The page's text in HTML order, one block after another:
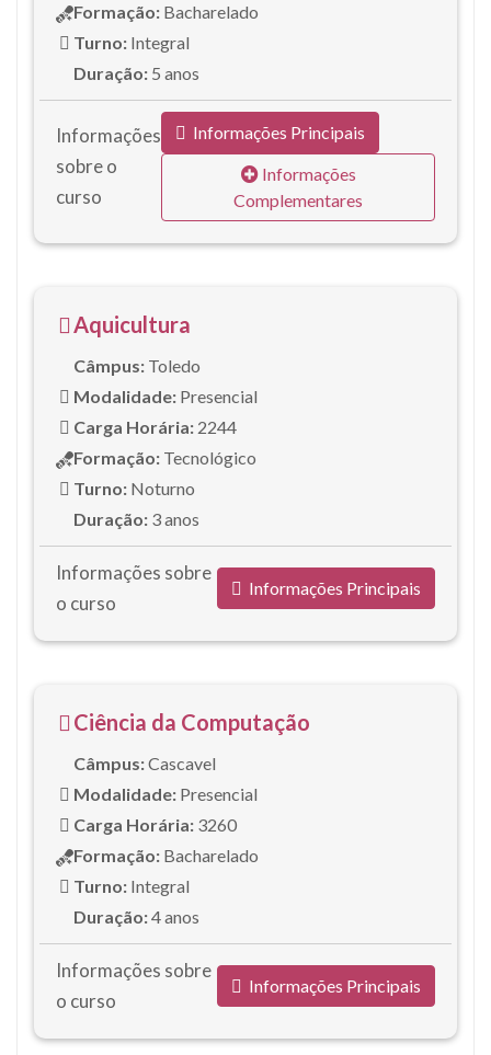
Formação: Bacharelado
Turno: Integral
Duração: 5 anos
Informações
sobre o
curso
Informações Principais
Informações
Complementares
Aquicultura
Câmpus: Toledo
Modalidade: Presencial
Carga Horária: 2244
Formação: Tecnológico
Turno: Noturno
Duração: 3 anos
Informações sobre
o curso
Informações Principais
Ciência da Computação
Câmpus:Cascavel
Modalidade: Presencial
Carga Horária: 3260
Formação: Bacharelado
Turno: Integral
Duração:4 anos
Informações sobre
o curso
Informações Principais